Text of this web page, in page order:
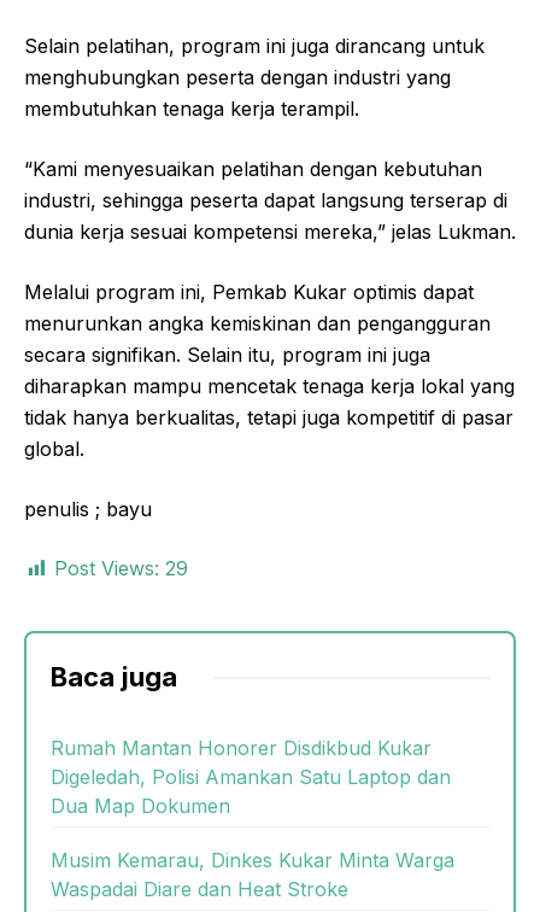
Selain pelatihan, program ini juga dirancang untuk
menghubungkan peserta dengan industri yang
membutuhkan tenaga kerja terampil.
“Kami menyesuaikan pelatihan dengan kebutuhan
industri, sehingga peserta dapat langsung terserap di
dunia kerja sesuai kompetensi mereka,” jelas Lukman.
Melalui program ini, Pemkab Kukar optimis dapat
menurunkan angka kemiskinan dan pengangguran
secara signifikan. Selain itu, program ini juga
diharapkan mampu mencetak tenaga kerja lokal yang
tidak hanya berkualitas, tetapi juga kompetitif di pasar
global.
penulis ; bayu
Post Views: 29
Baca juga
Rumah Mantan Honorer Disdikbud Kukar
Digeledah, Polisi Amankan Satu Laptop dan
Dua Map Dokumen
Musim Kemarau, Dinkes Kukar Minta Warga
Waspadai Diare dan Heat Stroke